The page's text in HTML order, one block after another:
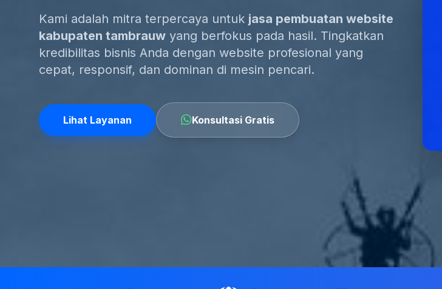
Kami adalah mitra terpercaya untuk jasa pembuatan website
kabupaten tambrauw yang berfokus pada hasil. Tingkatkan
kredibilitas bisnis Anda dengan website profesional yang
cepat, responsif, dan dominan di mesin pencari.
Lihat Layanan Konsultasi Gratis